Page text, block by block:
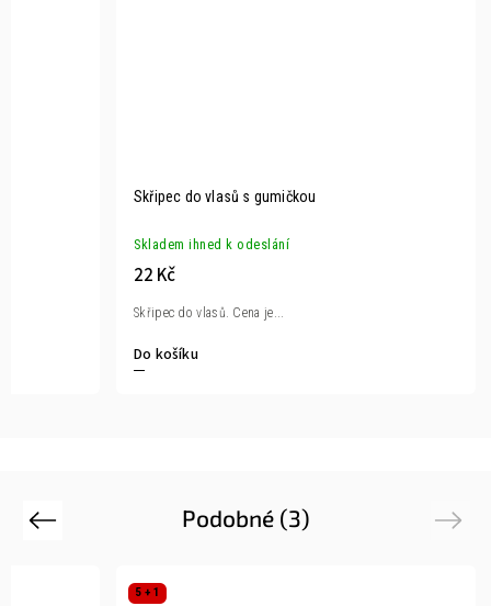
Skřipec do vlasů s gumičkou
Skladem ihned k odeslání
22 Kč
Do košíku
Skřipec do vlasů. Cena je...
Podobné (3)
Previous
5 + 1
Next